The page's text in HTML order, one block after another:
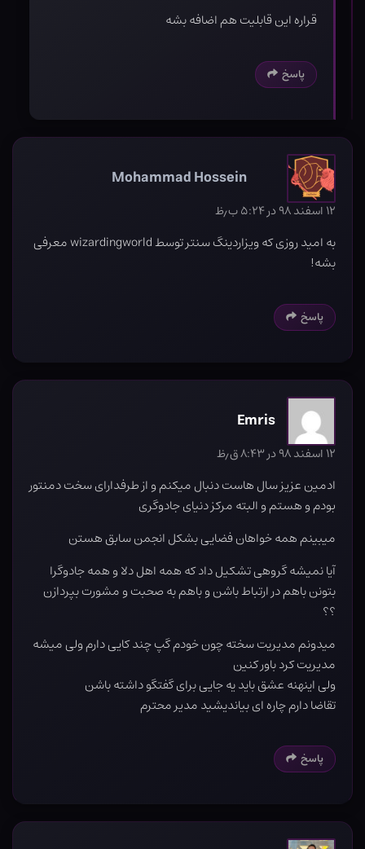
قراره این قابلیت هم اضافه بشه
پاسخ
Mohammad Hossein
۱۲ اسفند ۹۸ در ۵:۲۴ ب٫ظ
به امید روزی که ویزاردینگ سنتر توسط wizardingworld معرفی
بشه!
پاسخ
Emris
۱۲ اسفند ۹۸ در ۸:۴۳ ق٫ظ
ادمین عزیز سال هاست دنبال میکنم و از طرفدارای سخت دمنتور
بودم و هستم و البته مرکز دنیای جادوگری
میبینم همه خواهان فضایی بشکل انجمن سابق هستن
آیا نمیشه گروهی تشکیل داد که همه اهل دلا و همه جادوگرا
بتونن باهم در ارتباط باشن و باهم به صحبت و مشورت بپردازن
؟؟
میدونم مدیریت سخته چون خودم گپ چند کایی دارم ولی میشه
مدیریت کرد باور کنین
ولی اینهنه عشق باید یه جایی برای گفتگو داشته باشن
تقاضا دارم چاره ای بیاندیشید مدیر محترم
پاسخ